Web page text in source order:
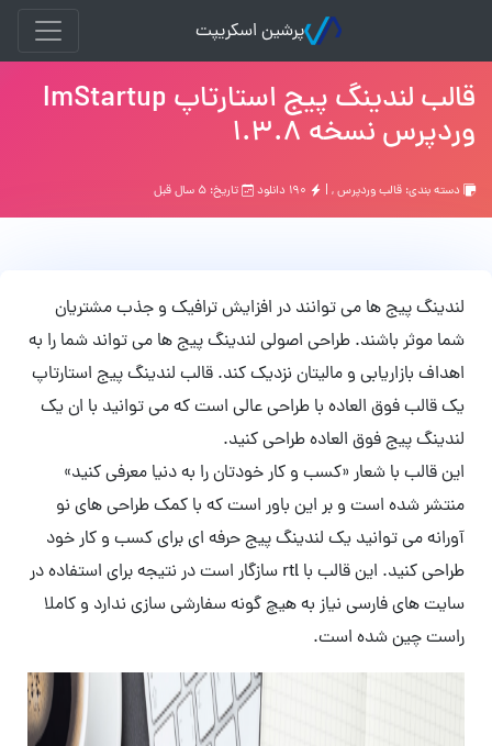
پرشین اسکریپت
قالب لندینگ پیج استارتاپ ImStartup
وردپرس نسخه 1.3.8
دسته بندی: قالب وردپرس, | تاریخ: ۵ سال قبل
لندینگ پیج ها می توانند در افزایش ترافیک و جذب مشتریان
شما موثر باشند. طراحی اصولی لندینگ پیج ها می تواند شما را به
اهداف بازاریابی و مالیتان نزدیک کند. قالب لندینگ پیج استارتاپ
یک قالب فوق العاده با طراحی عالی است که می توانید با ان یک
لندینگ پیج فوق العاده طراحی کنید.
این قالب با شعار «کسب و کار خودتان را به دنیا معرفی کنید»
منتشر شده است و بر این باور است که با کمک طراحی های نو
آورانه می توانید یک لندینگ پیج حرفه ای برای کسب و کار خود
طراحی کنید. این قالب با rtl سازگار است در نتیجه برای استفاده در
سایت های فارسی نیاز به هیچ گونه سفارشی سازی ندارد و کاملا
راست چین شده است.